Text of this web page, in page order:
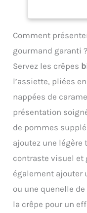
Comment
gourmand garanti ?
Servez les crêpes
l’assiette, pliées
nappées de
présentation
de pommes
ajoutez une légère
contraste visuel et
également ajouter
ou une quenelle
la crêpe pour un